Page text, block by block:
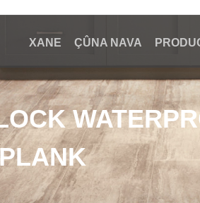
XANE ÇÛNA NAVA